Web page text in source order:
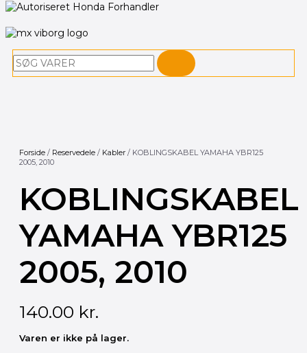
Søg
Forside / Reservedele / Kabler / KOBLINGSKABEL YAMAHA YBR125
2005, 2010
KOBLINGSKABEL
YAMAHA YBR125
2005, 2010
140.00 kr.
Varen er ikke på lager.